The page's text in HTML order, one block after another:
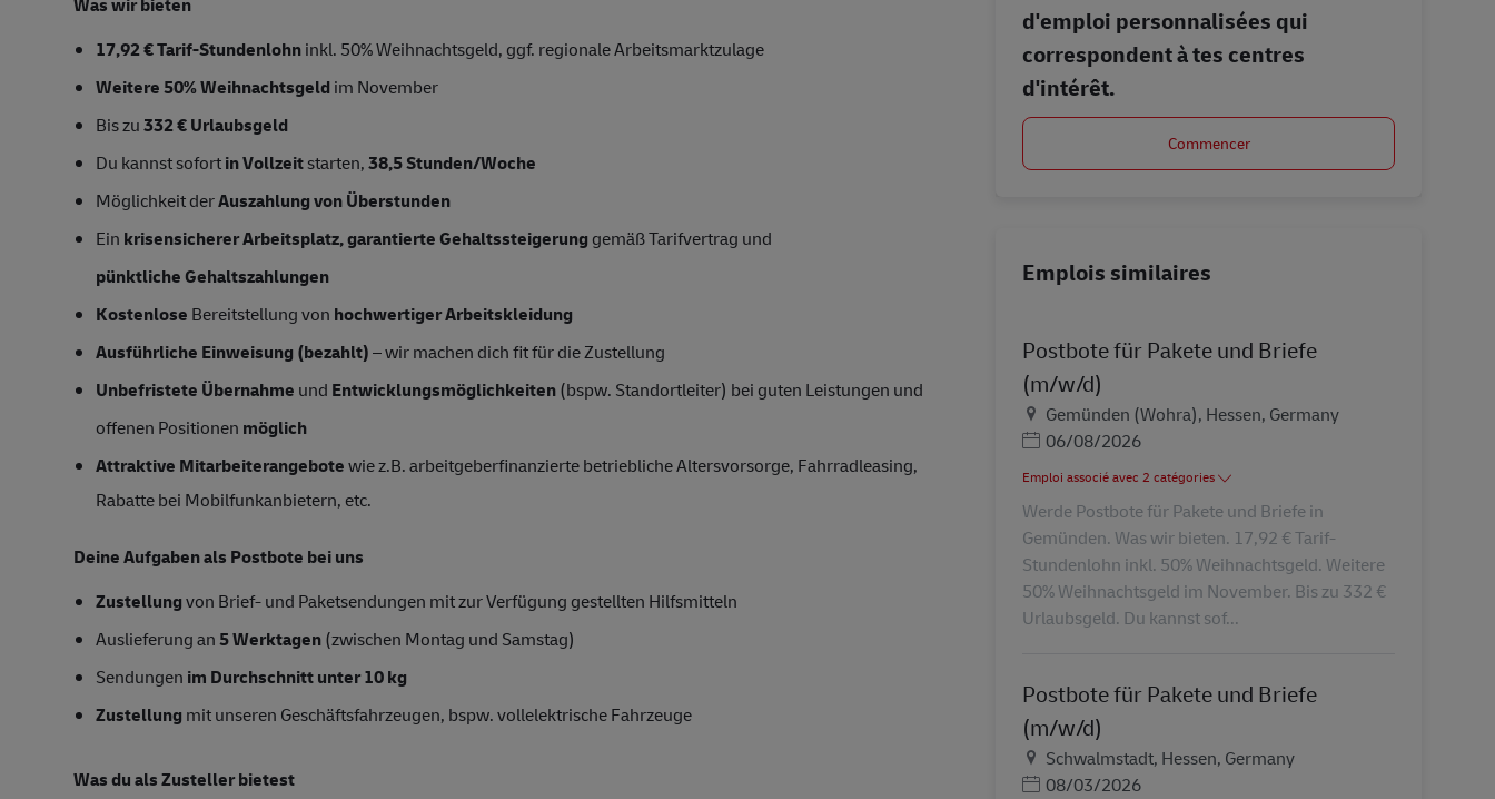
17,92 € Tarif-Stundenlohninkl. 50% Weihnachtsgeld, ggf. regionale Arbeitsmarktzulage
Weitere 50% Weihnachtsgeldim November
Bis zu332 € Urlaubsgeld
Du kannst sofortin Vollzeitstarten,38,5 Stunden/Woche
Möglichkeit derAuszahlung von Überstunden
Ein krisensicherer Arbeitsplatz, garantierte Gehaltssteigerung gemäß Tarifvertrag und
pünktliche Gehaltszahlungen
Kostenlose Bereitstellung von hochwertiger Arbeitskleidung
Ausführliche Einweisung (bezahlt)– wir machen dich fit für die Zustellung
Unbefristete Übernahme und Entwicklungsmöglichkeiten(bspw. Standortleiter) bei guten Leistungen und
offenen Positionen möglich
Attraktive Mitarbeiterangebotewie z.B. arbeitgeberfinanzierte betriebliche Altersvorsorge, Fahrradleasing,
Rabatte bei Mobilfunkanbietern, etc.
Deine Aufgaben als Postbote bei uns
Zustellungvon Brief- und Paketsendungen mit zur Verfügung gestellten Hilfsmitteln
Auslieferung an5 Werktagen(zwischen Montag und Samstag)
Sendungen im Durchschnitt unter 10 kg
Zustellung mit unseren Geschäftsfahrzeugen, bspw. vollelektrische Fahrzeuge
Was du als Zusteller bietest
d'emploi personnalisées qui
correspondent à tes centres
d'intérêt.
Commencer
Emplois similaires
Postbote für Pakete und Briefe
(m/w/d)
LieuGemünden (Wohra), Hessen, Germany
Posted Date
06/08/2026
Emploi associé avec 2 catégories
Werde Postbote für Pakete und Briefe in
Gemünden. Was wir bieten. 17,92 € Tarif-
Stundenlohn inkl. 50% Weihnachtsgeld. Weitere
50% Weihnachtsgeld im November. Bis zu 332 €
Urlaubsgeld. Du kannst sof...
Postbote für Pakete und Briefe
(m/w/d)
LieuSchwalmstadt, Hessen, Germany
Posted Date
08/03/2026